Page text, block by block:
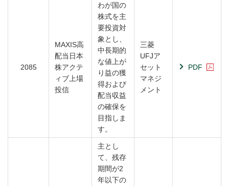
2085
MAXIS高
配当日本
株アクテ
ィブ上場
投信
わが国の
株式を主
要投資対
象とし、
中長期的
な値上が
り益の獲
得および
配当収益
の確保を
目指しま
す。
三菱
UFJア
セット
マネジ
メント
PDF
主とし
て、残存
期間が2
年以下の